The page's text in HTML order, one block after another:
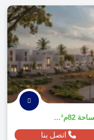
شقة للبيع في توبان الجونة الجونة بمساحة 82م² ومقدم 57,900 دولار
اتصل بنا